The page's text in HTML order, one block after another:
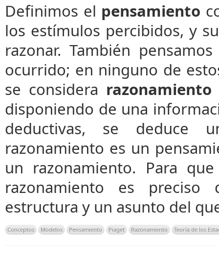
Definimos el pensamiento
los estímulos percibidos, y
razonar. También
ocurrido; en ninguno de
se considera razonamiento
disponiendo de una
deductivas, se deduce
razonamiento es un
un razonamiento. Para
razonamiento es preciso
estructura y un asunto del
Conceptos Modelos Pensamiento Piaget Razonamiento Teoría de los